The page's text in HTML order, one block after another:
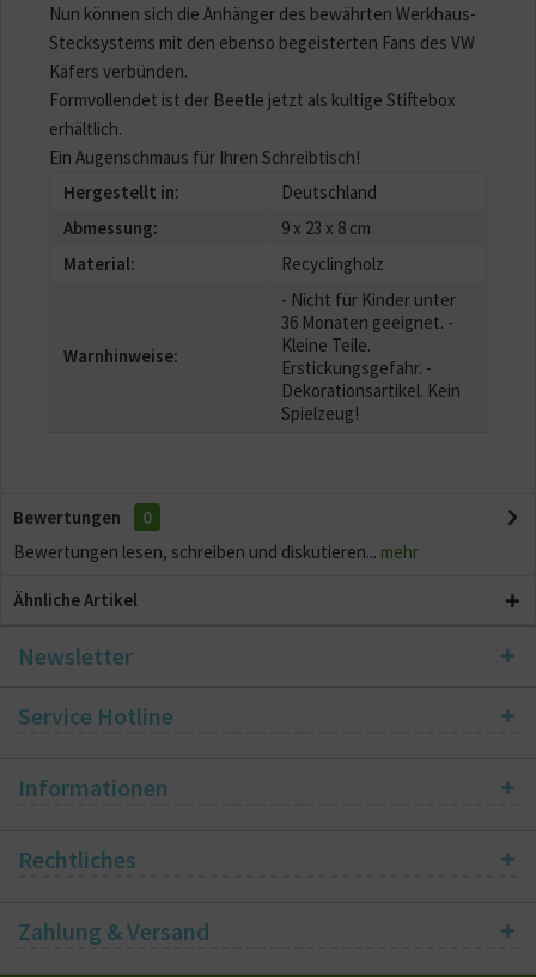
Nun können sich die Anhänger des bewährten Werkhaus-
Stecksystems mit den ebenso begeisterten Fans des VW
Käfers verbünden.
Formvollendet ist der Beetle jetzt als kultige Stiftebox
erhältlich.
Ein Augenschmaus für Ihren Schreibtisch!
Hergestellt in:
Deutschland
Abmessung:
9 x 23 x 8 cm
Material:
Recyclingholz
Warnhinweise:
- Nicht für Kinder unter
36 Monaten geeignet. -
Kleine Teile.
Erstickungsgefahr. -
Dekorationsartikel. Kein
Spielzeug!
Bewertungen
0
Bewertungen lesen, schreiben und diskutieren... mehr
Ähnliche Artikel
Newsletter
Service Hotline
Informationen
Rechtliches
Zahlung & Versand